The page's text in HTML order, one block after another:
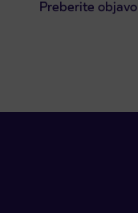
Preberite objavo